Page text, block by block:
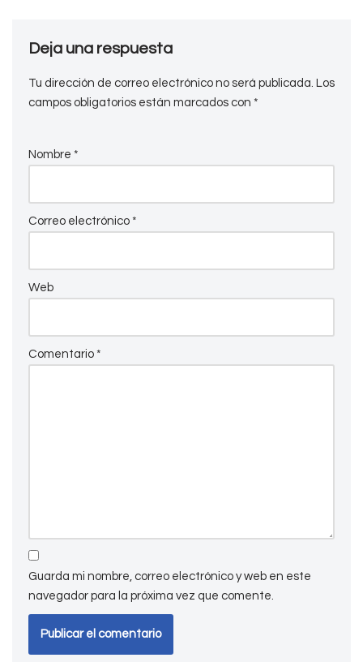
Deja una respuesta
Tu dirección de correo electrónico no será publicada. Los
campos obligatorios están marcados con *
Nombre *
Correo electrónico *
Web
Comentario *
Guarda mi nombre, correo electrónico y web en este
navegador para la próxima vez que comente.